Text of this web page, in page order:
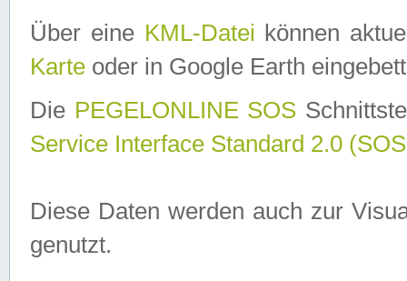
Über eine KML-Datei können
Karte oder in Google Earth
Die PEGELONLINE SOS
Service Interface Standard 2.0
Diese Daten werden auch zur
genutzt.